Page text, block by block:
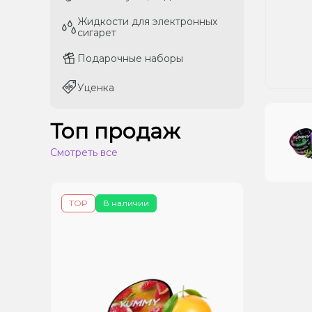
Жидкости для электронных
сигарет
Подарочные наборы
Уценка
Жидкости для электронных
сигарет
Подарочные наборы
Уценка
Топ продаж
Смотреть все
В наличии
TOP